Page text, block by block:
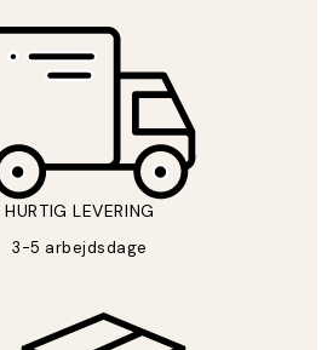
HURTIG LEVERING
3-5 arbejdsdage